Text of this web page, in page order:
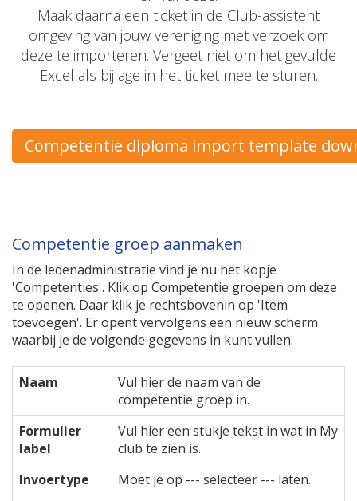
Maak daarna een ticket in de Club-assistent
omgeving van jouw vereniging met verzoek om
deze te importeren. Vergeet niet om het gevulde
Excel als bijlage in het ticket mee te sturen.
Competentie diploma import template
Competentie groep aanmaken
In de ledenadministratie vind je nu het kopje
'Competenties'. Klik op Competentie groepen om deze
te openen. Daar klik je rechtsbovenin op 'Item
toevoegen'. Er opent vervolgens een nieuw scherm
waarbij je de volgende gegevens in kunt vullen:
Naam
Vul hier de naam van de
competentie groep in.
Formulier
label
Vul hier een stukje tekst in wat in My
club te zien is.
Invoertype
Moet je op --- selecteer --- laten.